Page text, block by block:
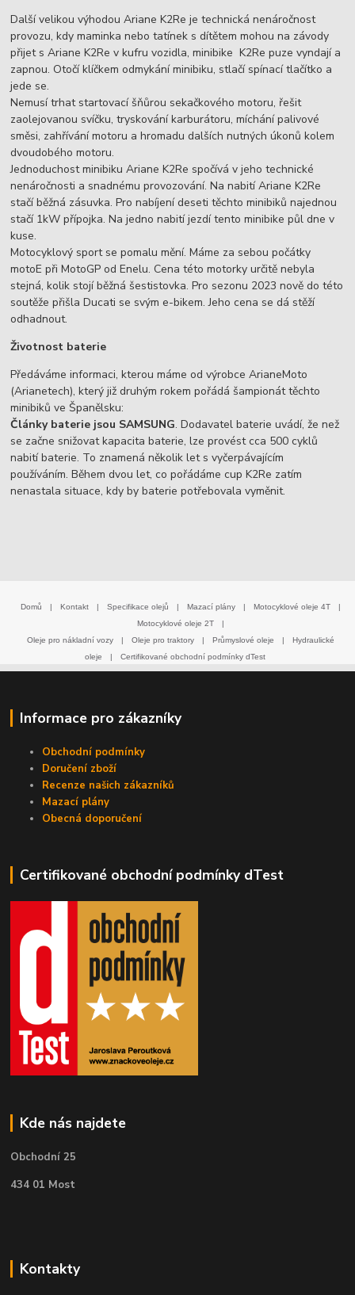
Další velikou výhodou Ariane K2Re je technická nenáročnost
provozu, kdy maminka nebo tatínek s dítětem mohou na závody
přijet s Ariane K2Re v kufru vozidla, minibike K2Re puze vyndají a
zapnou. Otočí klíčkem odmykání minibiku, stlačí spínací tlačítko a
jede se.
Nemusí trhat startovací šňůrou sekačkového motoru, řešit
zaolejovanou svíčku, tryskování karburátoru, míchání palivové
směsi, zahřívání motoru a hromadu dalších nutných úkonů kolem
dvoudobého motoru.
Jednoduchost minibiku Ariane K2Re spočívá v jeho technické
nenáročnosti a snadnému provozování. Na nabití Ariane K2Re
stačí běžná zásuvka. Pro nabíjení deseti těchto minibiků najednou
stačí 1kW přípojka. Na jedno nabití jezdí tento minibike půl dne v
kuse.
Motocyklový sport se pomalu mění. Máme za sebou počátky
motoE při MotoGP od Enelu. Cena této motorky určitě nebyla
stejná, kolik stojí běžná šestistovka. Pro sezonu 2023 nově do této
soutěže přišla Ducati se svým e-bikem. Jeho cena se dá stěží
odhadnout.
Životnost baterie
Předáváme informaci, kterou máme od výrobce ArianeMoto
(Arianetech), který již druhým rokem pořádá šampionát těchto
minibiků ve Španělsku:
Články baterie jsou SAMSUNG. Dodavatel baterie uvádí, že než
se začne snižovat kapacita baterie, lze provést cca 500 cyklů
nabití baterie. To znamená několik let s vyčerpávajícím
používáním. Během dvou let, co pořádáme cup K2Re zatím
nenastala situace, kdy by baterie potřebovala vyměnit.
Domů | Kontakt | Specifikace olejů | Mazací plány | Motocyklové oleje 4T
|
Motocyklové oleje 2T
|
Oleje pro nákladní vozy
| Oleje pro traktory | Průmyslové oleje |
Hydraulické
oleje
| Certifikované obchodní podmínky dTest
Informace pro zákazníky
Obchodní podmínky
Doručení zboží
Recenze našich zákazníků
Mazací plány
Obecná doporučení
Certifikované obchodní podmínky dTest
Kde nás najdete
Obchodní 25
434 01 Most
Kontakty